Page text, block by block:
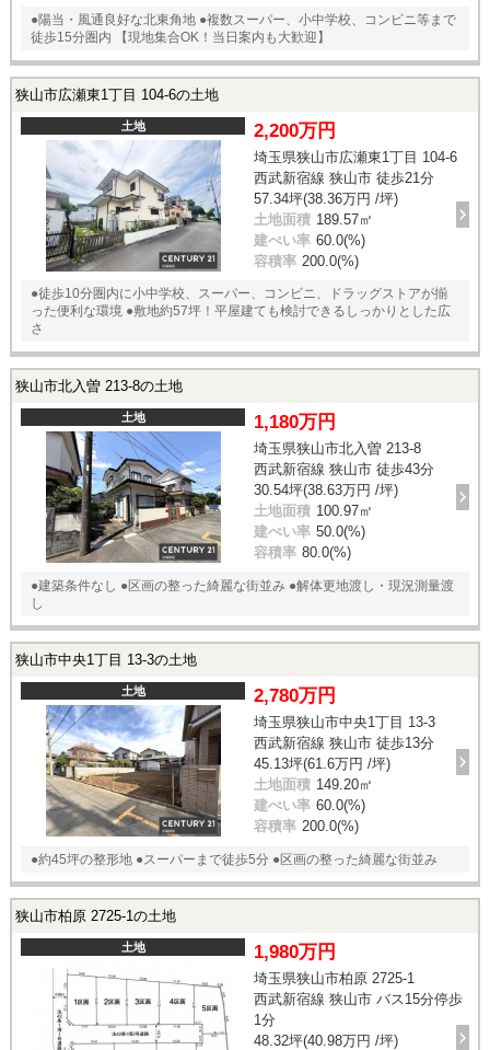
●陽当・風通良好な北東角地 ●複数スーパー、小中学校、コンビニ等まで
徒歩15分圏内 【現地集合OK！当日案内も大歓迎】
狭山市広瀬東1丁目 104-6の土地
土地 2,200万円
埼玉県狭山市広瀬東1丁目 104-6
西武新宿線 狭山市 徒歩21分
57.34坪(38.36万円 /坪)
土地面積 189.57㎡
建ぺい率 60.0(%)
容積率 200.0(%)
●徒歩10分圏内に小中学校、スーパー、コンビニ、ドラッグストアが揃
った便利な環境 ●敷地約57坪！平屋建ても検討できるしっかりとした広
さ
狭山市北入曽 213-8の土地
土地 1,180万円
埼玉県狭山市北入曽 213-8
西武新宿線 狭山市 徒歩43分
30.54坪(38.63万円 /坪)
土地面積 100.97㎡
建ぺい率 50.0(%)
容積率 80.0(%)
●建築条件なし ●区画の整った綺麗な街並み ●解体更地渡し・現況測量渡
し
狭山市中央1丁目 13-3の土地
土地 2,780万円
埼玉県狭山市中央1丁目 13-3
西武新宿線 狭山市 徒歩13分
45.13坪(61.6万円 /坪)
土地面積 149.20㎡
建ぺい率 60.0(%)
容積率 200.0(%)
●約45坪の整形地 ●スーパーまで徒歩5分 ●区画の整った綺麗な街並み
狭山市柏原 2725-1の土地
土地 1,980万円
埼玉県狭山市柏原 2725-1
西武新宿線 狭山市 バス15分停歩
1分
48.32坪(40.98万円 /坪)